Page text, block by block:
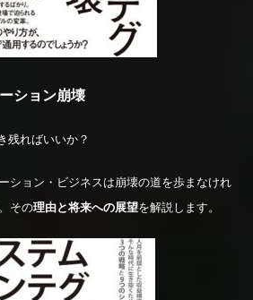
ション崩壊
残ればいいか？
ション・ビジネスは崩壊の道を歩まなけれ
その理由と将来への展望を解説します。